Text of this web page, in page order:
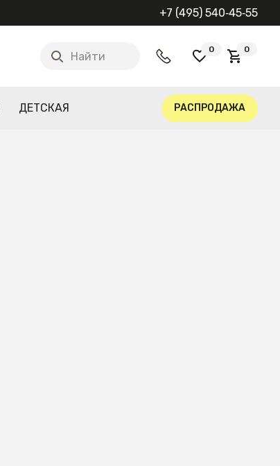
+7 (495) 540‑45‑55
Найти
0 0
ДЕТСКАЯ РАСПРОДАЖА